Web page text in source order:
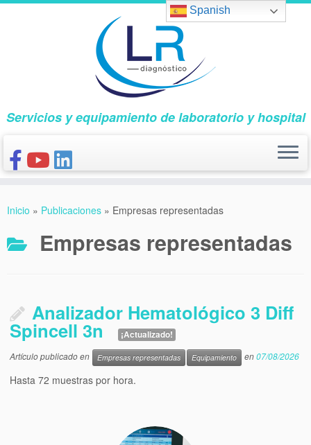
Saltar
Servicios y equipamiento de laboratorio y hospital
CONÓCENOS
NUESTROS PRODUCTOS
Inicio » Publicaciones » Empresas representadas
Empresas representadas
Analizador Hematológico 3 Diff
Spincell 3n
¡Actualizado!
Artículo publicado en
Empresas representadas Equipamiento en07/08/2026
Hasta 72 muestras por hora.
Spanish